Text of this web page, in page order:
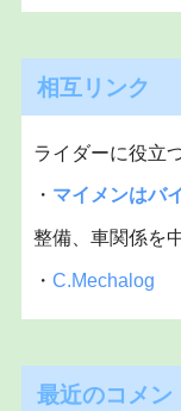
相互リンク
ライダーに役立
・ マイメンはバ
整備、車関係を
・ C.Mechalog
最近のコメン